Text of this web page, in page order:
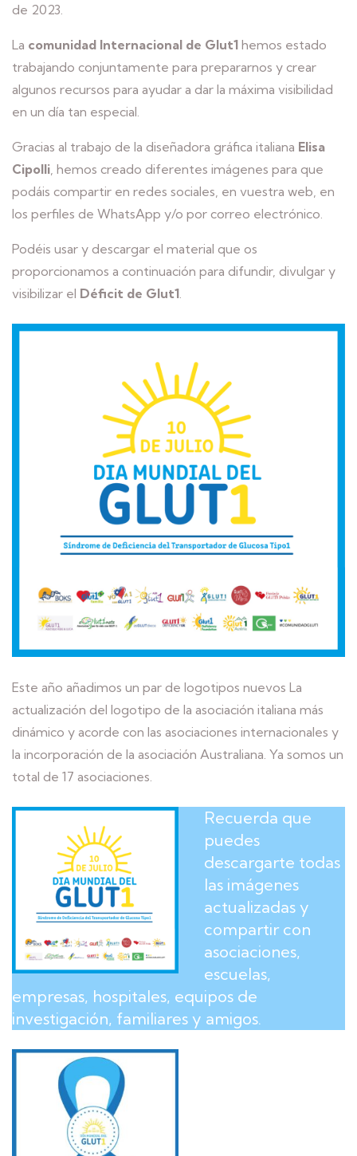
de 2023.
La comunidad Internacional de Glut1 hemos estado
trabajando conjuntamente para prepararnos y crear
algunos recursos para ayudar a dar la máxima visibilidad
en un día tan especial.
Gracias al trabajo de la diseñadora gráfica italiana Elisa
Cipolli , hemos creado diferentes imágenes para que
podáis compartir en redes sociales, en vuestra web, en
los perfiles de WhatsApp y/o por correo electrónico.
Podéis usar y descargar el material que os
proporcionamos a continuación para difundir, divulgar y
visibilizar el Déficit de Glut1
Este año añadimos un par de logotipos nuevos La
actualización del logotipo de la asociación italiana más
dinámico y acorde con las asociaciones internacionales y
la incorporación de la asociación Australiana. Ya somos un
total de 17 asociaciones.
Recuerda que
puedes
descargarte todas
las imágenes
actualizadas y
compartir con
asociaciones,
escuelas,
empresas, hospitales, equipos de
investigación, familiares y amigos.